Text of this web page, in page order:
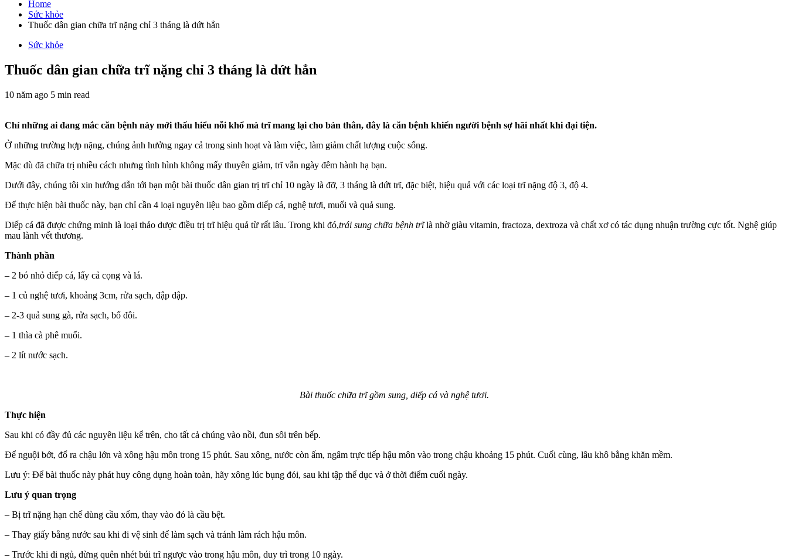
cho:
Home
Sức khỏe
Thuốc dân gian chữa trĩ nặng chỉ 3 tháng là dứt hẳn
Sức khỏe
Thuốc dân gian chữa trĩ nặng chỉ 3 tháng là dứt hẳn
10 năm ago 5 min read
Chỉ những ai đang mắc căn bệnh này mới thấu hiểu nỗi khổ mà trĩ mang lại cho bản thân, đây là căn bệnh khiến người bệnh sợ hãi nhất khi đại tiện.
Ở những trường hợp nặng, chúng ảnh hưởng ngay cả trong sinh hoạt và làm việc, làm giảm chất lượng cuộc sống.
Mặc dù đã chữa trị nhiều cách nhưng tình hình không mấy thuyên giảm, trĩ vẫn ngày đêm hành hạ bạn.
Dưới đây, chúng tôi xin hướng dẫn tới bạn một bài thuốc dân gian trị trĩ chỉ 10 ngày là đỡ, 3 tháng là dứt trĩ, đặc biệt, hiệu quả với các loại trĩ nặng độ 3, độ 4.
Để thực hiện bài thuốc này, bạn chỉ cần 4 loại nguyên liệu bao gồm diếp cá, nghệ tươi, muối và quả sung.
Diếp cá đã được chứng minh là loại thảo dược điều trị trĩ hiệu quả từ rất lâu. Trong khi đó,trái sung chữa bệnh trĩlà nhờ giàu vitamin, fractoza, dextroza và chất xơ có tác dụng nhuận trường cực tốt. Nghệ giúp
mau lành vết thương.
Thành phần
– 2 bó nhỏ diếp cá, lấy cả cọng và lá.
– 1 củ nghệ tươi, khoảng 3cm, rửa sạch, đập dập.
– 2-3 quả sung gà, rửa sạch, bổ đôi.
– 1 thìa cà phê muối.
– 2 lít nước sạch.
Bài thuốc chữa trĩ gồm sung, diếp cá và nghệ tươi.
Thực hiện
Sau khi có đầy đủ các nguyên liệu kể trên, cho tất cả chúng vào nồi, đun sôi trên bếp.
Để nguội bớt, đổ ra chậu lớn và xông hậu môn trong 15 phút. Sau xông, nước còn ấm, ngâm trực tiếp hậu môn vào trong chậu khoảng 15 phút. Cuối cùng, lâu khô bằng khăn mềm.
Lưu ý: Để bài thuốc này phát huy công dụng hoàn toàn, hãy xông lúc bụng đói, sau khi tập thể dục và ở thời điểm cuối ngày.
Lưu ý quan trọng
– Bị trĩ nặng hạn chế dùng cầu xổm, thay vào đó là cầu bệt.
– Thay giấy bằng nước sau khi đi vệ sinh để làm sạch và tránh làm rách hậu môn.
– Trước khi đi ngủ, đừng quên nhét búi trĩ ngược vào trong hậu môn, duy trì trong 10 ngày.